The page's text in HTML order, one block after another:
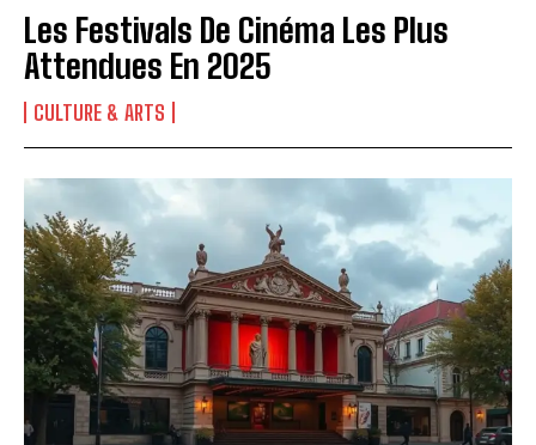
J'ai lu et j'accepte la politique de confidentialité.
Les Festivals De Cinéma Les Plus
Attendues En 2025
CULTURE & ARTS